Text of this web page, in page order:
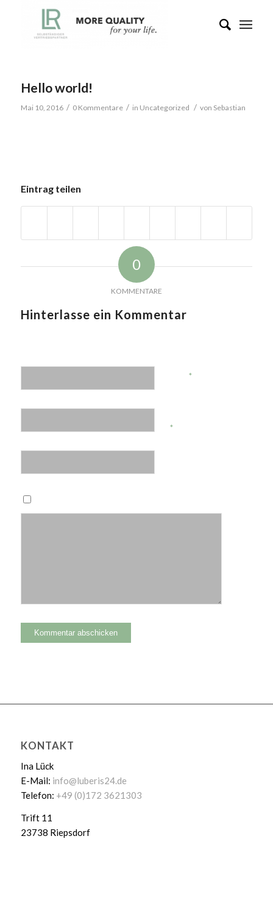
Hello world!
Mai 10, 2016 / 0 Kommentare / in Uncategorized / von Sebastian
Eintrag teilen
0
KOMMENTARE
Hinterlasse ein Kommentar
*
*
KONTAKT
Ina Lück
E-Mail: info@luberis24.de
Telefon: +49 (0)172 3621303
Trift 11
23738 Riepsdorf